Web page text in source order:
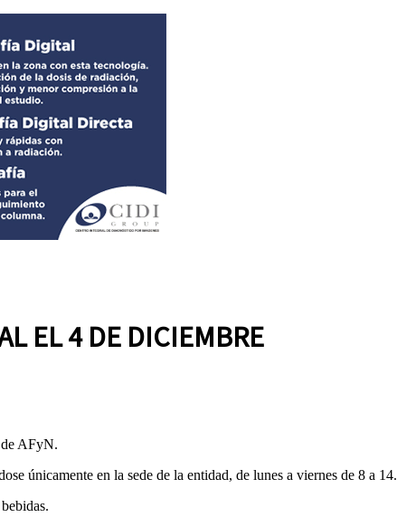
EL 4 DE DICIEMBRE
de AFyN.
únicamente en la sede de la entidad, de lunes a viernes de 8 a 14.